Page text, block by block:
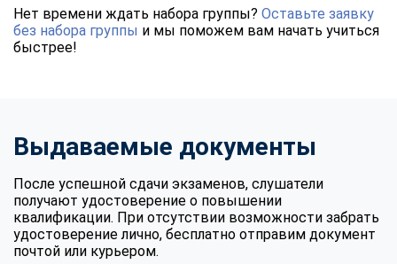
Нет времени ждать набора группы? Оставьте заявку
без набора группы и мы поможем вам начать учиться
быстрее!
Выдаваемые документы
После успешной сдачи экзаменов, слушатели
получают удостоверение о повышении
квалификации. При отсутствии возможности забрать
удостоверение лично, бесплатно отправим документ
почтой или курьером.